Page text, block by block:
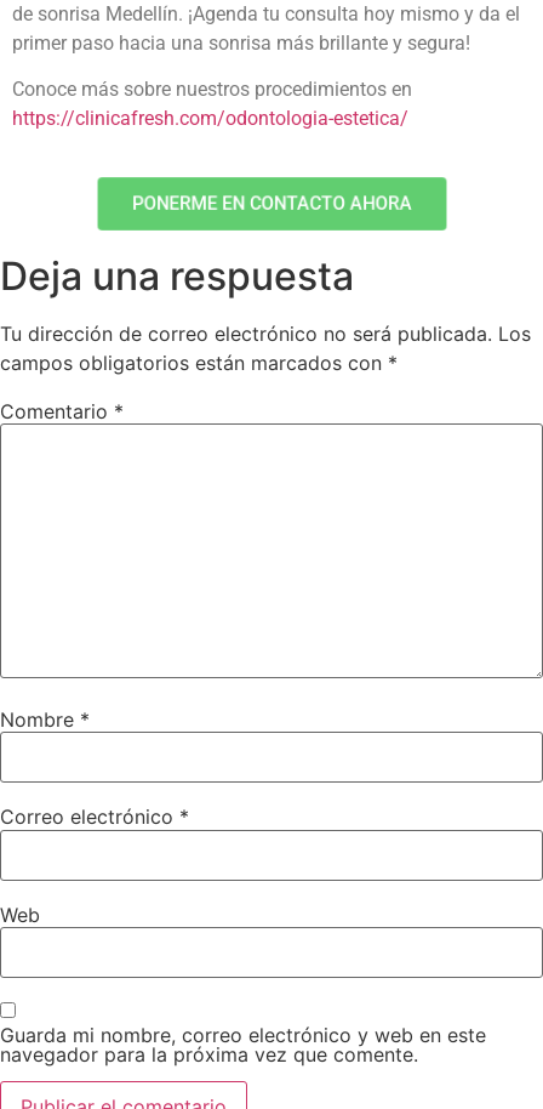
de sonrisa Medellín. ¡Agenda tu consulta hoy mismo y da el
primer paso hacia una sonrisa más brillante y segura!
Conoce más sobre nuestros procedimientos en
https://clinicafresh.com/odontologia-estetica/
PONERME EN CONTACTO AHORA
Deja una respuesta
Tu dirección de correo electrónico no será publicada. Los
campos obligatorios están marcados con *
Comentario *
Nombre *
Correo electrónico *
Web
Guarda mi nombre, correo electrónico y web en este
navegador para la próxima vez que comente.